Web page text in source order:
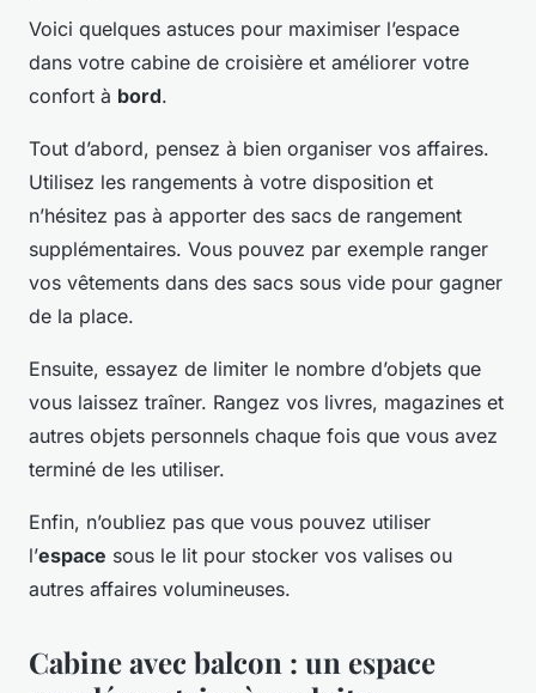
Voici quelques astuces pour maximiser l’espace
dans votre cabine de croisière et améliorer votre
confort à bord.
Tout d’abord, pensez à bien organiser vos affaires.
Utilisez les rangements à votre disposition et
n’hésitez pas à apporter des sacs de rangement
supplémentaires. Vous pouvez par exemple ranger
vos vêtements dans des sacs sous vide pour gagner
de la place.
Ensuite, essayez de limiter le nombre d’objets que
vous laissez traîner. Rangez vos livres, magazines et
autres objets personnels chaque fois que vous avez
terminé de les utiliser.
Enfin, n’oubliez pas que vous pouvez utiliser
l’espace sous le lit pour stocker vos valises ou
autres affaires volumineuses.
Cabine avec balcon : un espace